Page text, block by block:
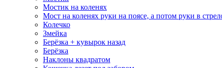
Мостик на коленях
Мост на коленях руки на поясе, а потом руки в
Колечко
Змейка
Берёзка + кувырок назад
Берёзка
Наклоны квадратом